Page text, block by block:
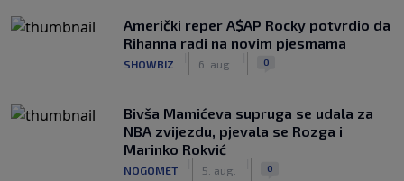
Američki reper A$AP Rocky potvrdio da
Rihanna radi na novim pjesmama
SHOWBIZ 6. aug. 0
Bivša Mamićeva supruga se udala za
NBA zvijezdu, pjevala se Rozga i
Marinko Rokvić
NOGOMET 5. aug. 0